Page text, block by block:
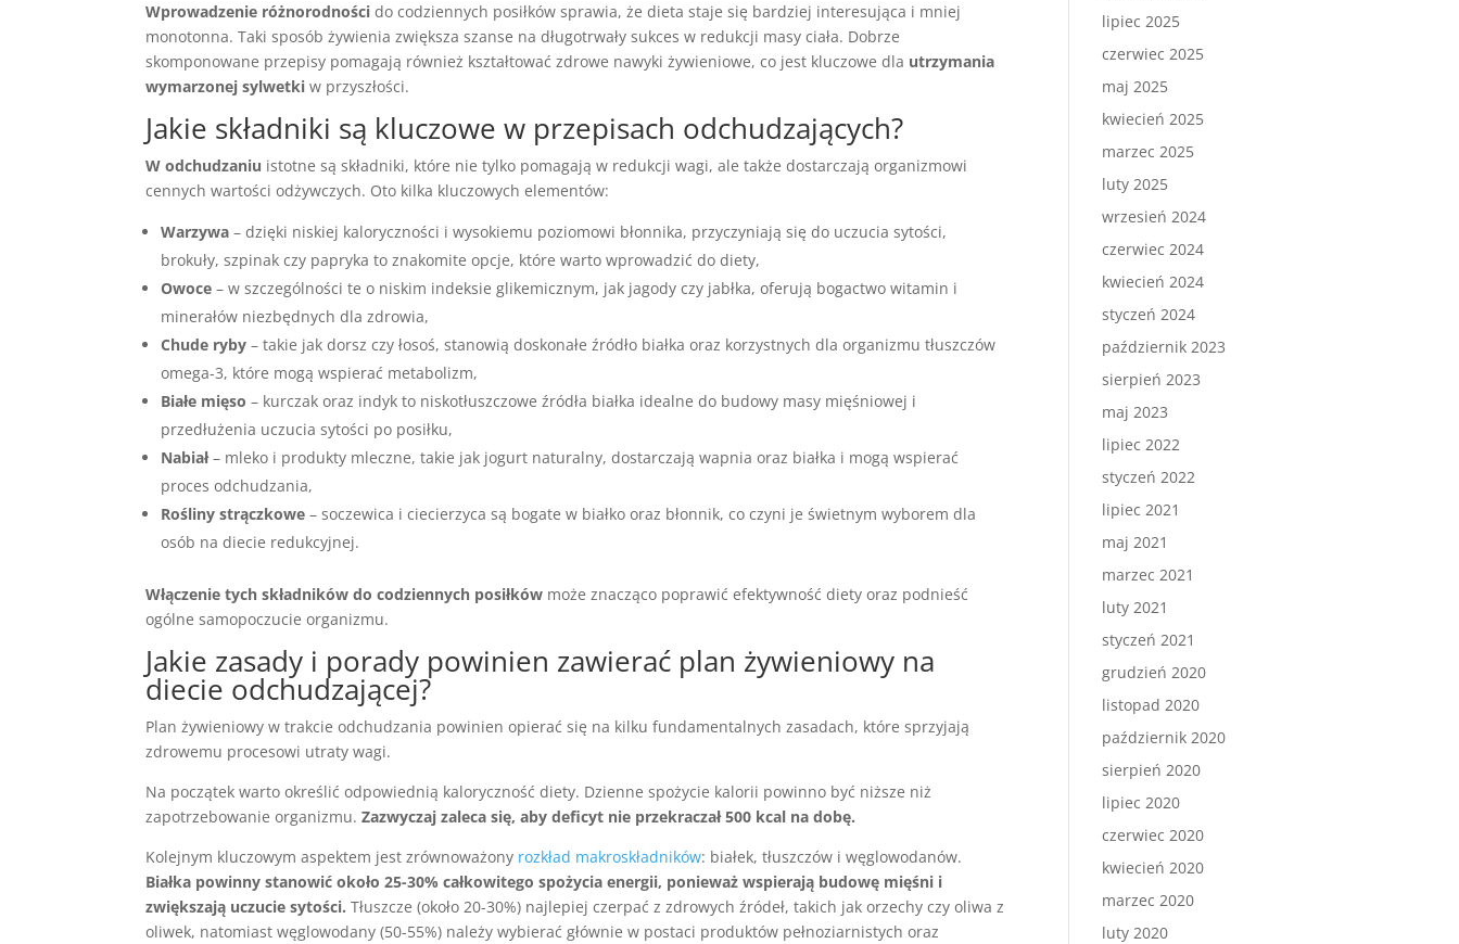
Wprowadzenie różnorodności do codziennych posiłków sprawia, że dieta staje się bardziej interesująca i mniej
monotonna. Taki sposób żywienia zwiększa szanse na długotrwały sukces w redukcji masy ciała. Dobrze
skomponowane przepisy pomagają również kształtować zdrowe nawyki żywieniowe, co jest kluczowe dla utrzymania
wymarzonej sylwetki w przyszłości.
Jakie składniki są kluczowe w przepisach odchudzających?
W odchudzaniu istotne są składniki, które nie tylko pomagają w redukcji wagi, ale także dostarczają organizmowi
cennych wartości odżywczych. Oto kilka kluczowych elementów:
Warzywa – dzięki niskiej kaloryczności i wysokiemu poziomowi błonnika, przyczyniają się do uczucia sytości,
brokuły, szpinak czy papryka to znakomite opcje, które warto wprowadzić do diety,
Owoce – w szczególności te o niskim indeksie glikemicznym, jak jagody czy jabłka, oferują bogactwo witamin i
minerałów niezbędnych dla zdrowia,
Chude ryby – takie jak dorsz czy łosoś, stanowią doskonałe źródło białka oraz korzystnych dla organizmu tłuszczów
omega-3, które mogą wspierać metabolizm,
Białe mięso – kurczak oraz indyk to niskotłuszczowe źródła białka idealne do budowy masy mięśniowej i
przedłużenia uczucia sytości po posiłku,
Nabiał– mleko i produkty mleczne, takie jak jogurt naturalny, dostarczają wapnia oraz białka i mogą wspierać
proces odchudzania,
Rośliny strączkowe – soczewica i ciecierzyca są bogate w białko oraz błonnik, co czyni je świetnym wyborem dla
osób na diecie redukcyjnej.
Włączenie tych składników do codziennych posiłków może znacząco poprawić efektywność diety oraz podnieść
ogólne samopoczucie organizmu.
Jakie zasady i porady powinien zawierać plan żywieniowy na
diecie odchudzającej?
Plan żywieniowy w trakcie odchudzania powinien opierać się na kilku fundamentalnych zasadach, które sprzyjają
zdrowemu procesowi utraty wagi.
Na początek warto określić odpowiednią kaloryczność diety. Dzienne spożycie kalorii powinno być niższe niż
zapotrzebowanie organizmu.Zazwyczaj zaleca się, aby deficyt nie przekraczał 500 kcal na dobę.
Kolejnym kluczowym aspektem jest zrównoważony rozkład makroskładników: białek, tłuszczów i węglowodanów.
Białka powinny stanowić około 25-30% całkowitego spożycia energii, ponieważ wspierają budowę mięśni i
zwiększają uczucie sytości. Tłuszcze (około 20-30%) najlepiej czerpać z zdrowych źródeł, takich jak orzechy czy oliwa z
oliwek, natomiast węglowodany (50-55%) należy wybierać głównie w postaci produktów pełnoziarnistych oraz
lipiec 2025
czerwiec 2025
maj 2025
kwiecień 2025
marzec 2025
luty 2025
wrzesień 2024
czerwiec 2024
kwiecień 2024
styczeń 2024
październik 2023
sierpień 2023
maj 2023
lipiec 2022
styczeń 2022
lipiec 2021
maj 2021
marzec 2021
luty 2021
styczeń 2021
grudzień 2020
listopad 2020
październik 2020
sierpień 2020
lipiec 2020
czerwiec 2020
kwiecień 2020
marzec 2020
luty 2020